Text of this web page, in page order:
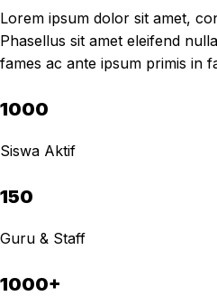
Lorem ipsum dolor sit amet,
Phasellus sit amet eleifend
fames ac ante ipsum primis in
1000
Siswa Aktif
150
Guru & Staff
1000+